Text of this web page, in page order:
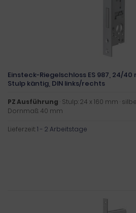
Einsteck-Riegelschloss ES 987, 24/
Stulp käntig, DIN links/rechts
PZ Ausführung · Stulp: 24 x 160 mm ·
Dornmaß: 40 mm
Lieferzeit:1 - 2 Arbeitstage